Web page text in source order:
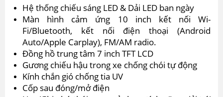
Hệ thống chiếu sáng LED & Dải LED ban ngày
Màn hình cảm ứng 10 inch kết nối Wi-
Fi/Bluetooth, kết nối điện thoại (Android
Auto/Apple Carplay), FM/AM radio.
Đồng hồ trung tâm 7 inch TFT LCD
Gương chiếu hậu trong xe chống chói tự động
Kính chắn gió chống tia UV
Cốp sau đóng/mở điện